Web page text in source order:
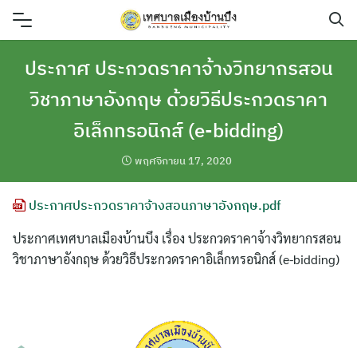
Skip
ประกาศ ประกวดราคาจ้างวิทยากรสอน
วิชาภาษาอังกฤษ ด้วยวิธีประกวดราคา
อิเล็กทรอนิกส์ (e-bidding)
พฤศจิกายน 17, 2020
ประกาศประกวดราคาจ้างสอนภาษาอังกฤษ.pdf
ประกาศเทศบาลเมืองบ้านบึง เรื่อง ประกวดราคาจ้างวิทยากรสอน
วิชาภาษาอังกฤษ ด้วยวิธีประกวดราคาอิเล็กทรอนิกส์ (e-bidding)